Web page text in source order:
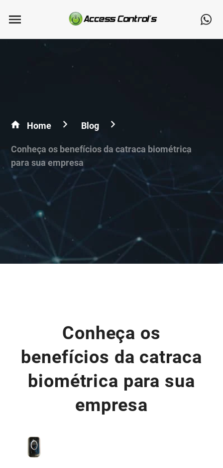
Home Blog
Conheça os benefícios da catraca biométrica
para sua empresa
Conheça os
benefícios da catraca
biométrica para sua
empresa